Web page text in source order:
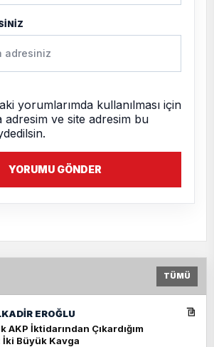
yorumlarımda kullanılması için
adresim ve site adresim bu
YORUMU GÖNDER
TÜMÜ
EROĞLU
AKP İktidarından Çıkardığım
İki Büyük Kavga